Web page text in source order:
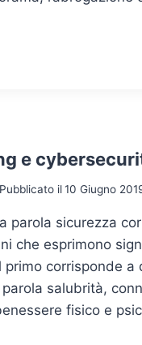
e
Pubblicato il10 Giugno
parola sicurezza
che esprimono
corrisponde a
salubrità,
fisico e